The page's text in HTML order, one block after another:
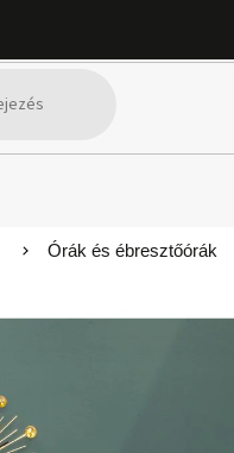
Órák és ébresztőórák